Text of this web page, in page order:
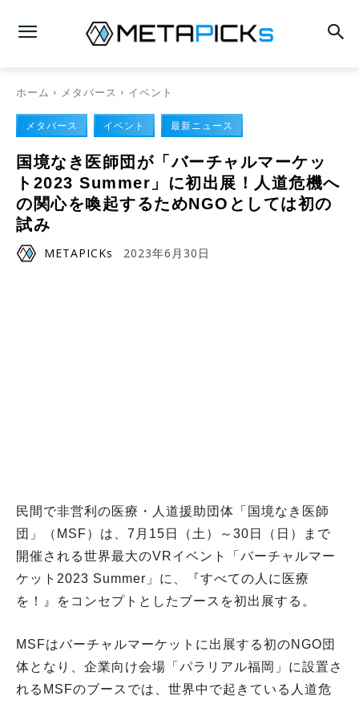
ホーム メタバース イベント
メタバース イベント 最新ニュース
国境なき医師団が「バーチャルマーケッ
ト2023 Summer」に初出展！人道危機へ
の関心を喚起するためNGOとしては初の
試み
METAPICKs 2023年6月30日
民間で非営利の医療・人道援助団体「国境なき医師
団」（MSF）は、7月15日（土）～30日（日）まで
開催される世界最大のVRイベント「バーチャルマー
ケット2023 Summer」に、『すべての人に医療
を！』をコンセプトとしたブースを初出展する。
MSFはバーチャルマーケットに出展する初のNGO団
体となり、企業向け会場「パラリアル福岡」に設置さ
れるMSFのブースでは、世界中で起きている人道危